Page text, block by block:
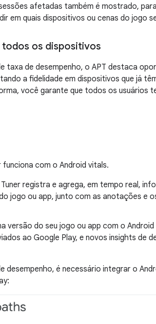
afetadas também é mostrado,
em quais dispositivos ou cenas do jogo
os dispositivos
taxa de desempenho, o APT destaca
a fidelidade em dispositivos que já
você garante que todos os usuários
com o Android vitals.
registra e agrega, em tempo real,
jogo ou app, junto com as anotações e
versão do seu jogo ou app com o
ao Google Play, e novos insights de
desempenho, é necessário integrar o